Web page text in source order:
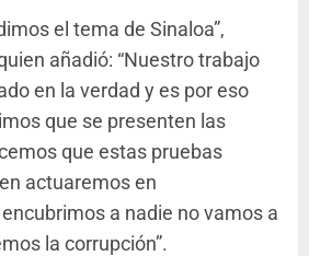
el tema de Sinaloa”,
añadió: “Nuestro trabajo
en la verdad y es por eso
que se presenten las
que estas pruebas
actuaremos en
a nadie no vamos a
la corrupción”.